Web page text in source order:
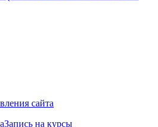
сайта
Запись на курсы